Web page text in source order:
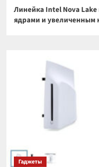
Линейка Intel Nova
ядрами и увеличенным
Гаджеты